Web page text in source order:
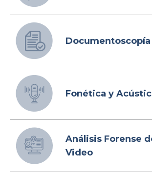
Documentoscopía
Fonética y
Análisis Forense
Video